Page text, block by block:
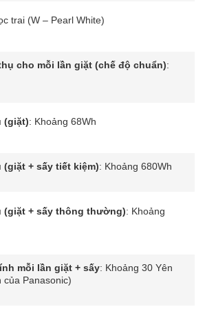
trai (W – Pearl White)
cho mỗi lần giặt (chế độ chuẩn):
(giặt): Khoảng 68Wh
+ sấy tiết kiệm): Khoảng 680Wh
(giặt + sấy thông thường): Khoảng
mỗi lần giặt + sấy: Khoảng 30 Yên
của Panasonic)